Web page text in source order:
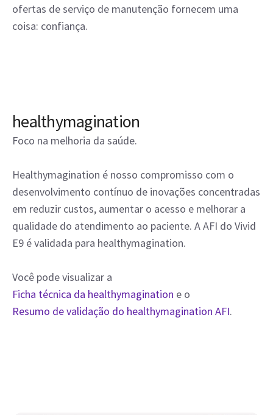
ofertas de serviço de manutenção fornecem uma
coisa: confiança.
healthymagination
Foco na melhoria da saúde.
Healthymagination é nosso compromisso com o
desenvolvimento contínuo de inovações concentradas
em reduzir custos, aumentar o acesso e melhorar a
qualidade do atendimento ao paciente. A AFI do Vivid
E9 é validada para healthymagination.
Você pode visualizar a
Ficha técnica da healthymagination e o
Resumo de validação do healthymagination AFI.